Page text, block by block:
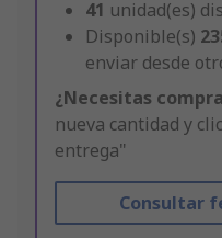
41 unidad(es)
Disponible(s)
enviar desde
¿Necesitas
nueva cantidad y
entrega"
Consultar